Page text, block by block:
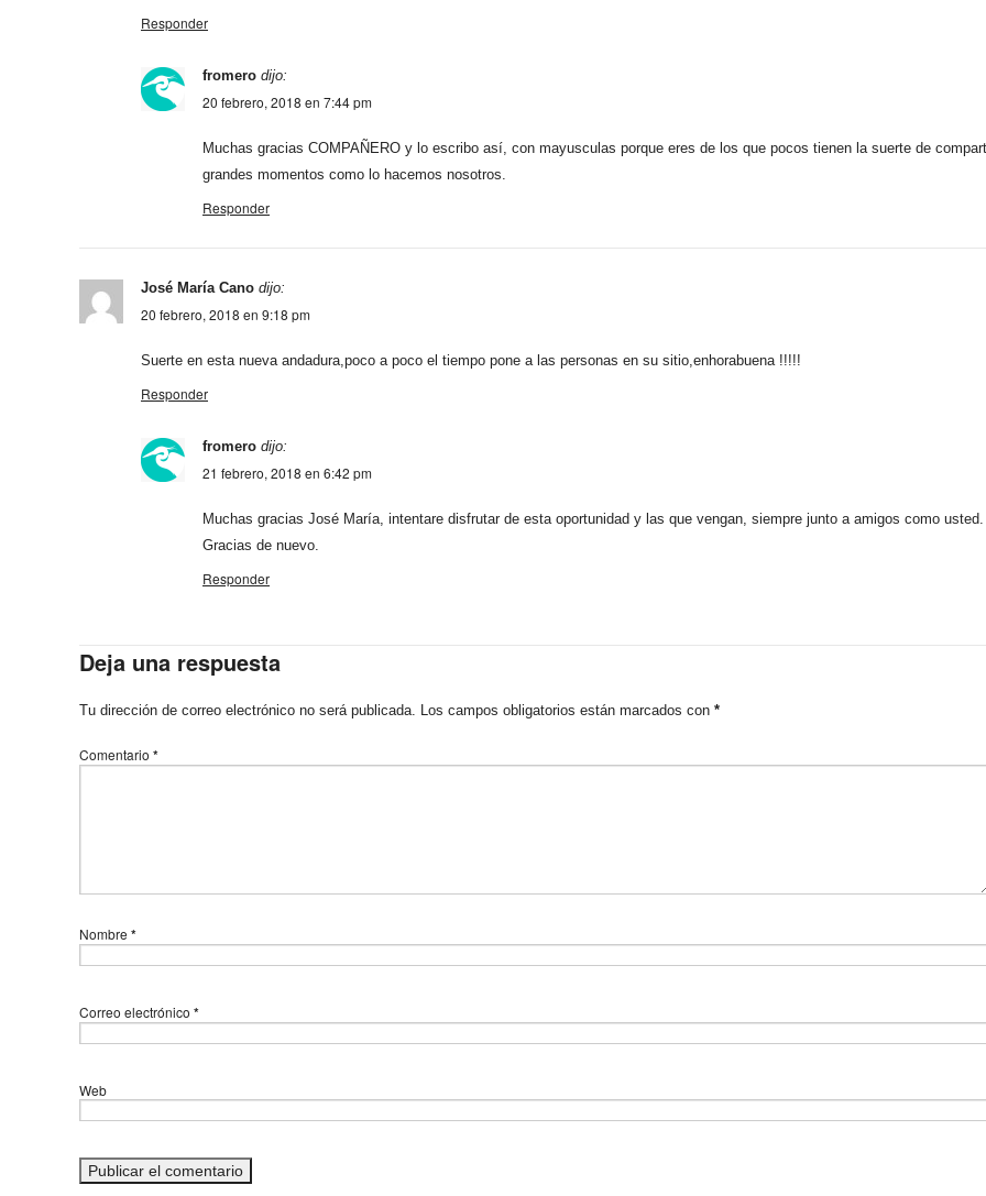
Responder
fromero dijo:
20 febrero, 2018 en 7:44 pm
Muchas gracias COMPAÑERO y lo escribo así, con mayusculas porque eres de los que pocos tienen la suerte de
grandes momentos como lo hacemos nosotros.
Responder
José María Cano dijo:
20 febrero, 2018 en 9:18 pm
Suerte en esta nueva andadura,poco a poco el tiempo pone a las personas en su sitio,enhorabuena !!!!!
Responder
fromero dijo:
21 febrero, 2018 en 6:42 pm
Muchas gracias José María, intentare disfrutar de esta oportunidad y las que vengan, siempre junto a amigos como usted.
Gracias de nuevo.
Responder
Deja una respuesta
Tu dirección de correo electrónico no será publicada. Los campos obligatorios están marcados con *
Comentario *
Nombre *
Correo electrónico *
Web